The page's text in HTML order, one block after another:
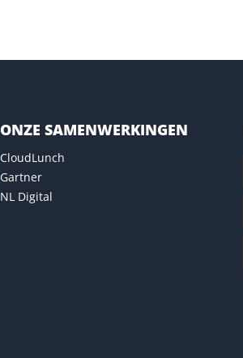
ONZE SAMENWERKINGEN
CloudLunch
Gartner
NL Digital